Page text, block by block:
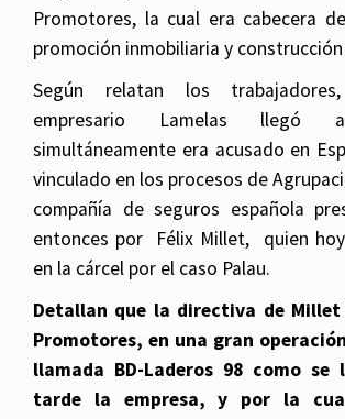
Promotores, la cual era cabecera
promoción inmobiliaria y
Según relatan los
empresario Lamelas llegó
simultáneamente era acusado en
vinculado en los procesos de
compañía de seguros española
entonces por Félix Millet, quien
en la cárcel por el caso Palau.
Detallan que la directiva de Millet
Promotores, en una gran
llamada BD-Laderos 98 como se
tarde la empresa, y por la